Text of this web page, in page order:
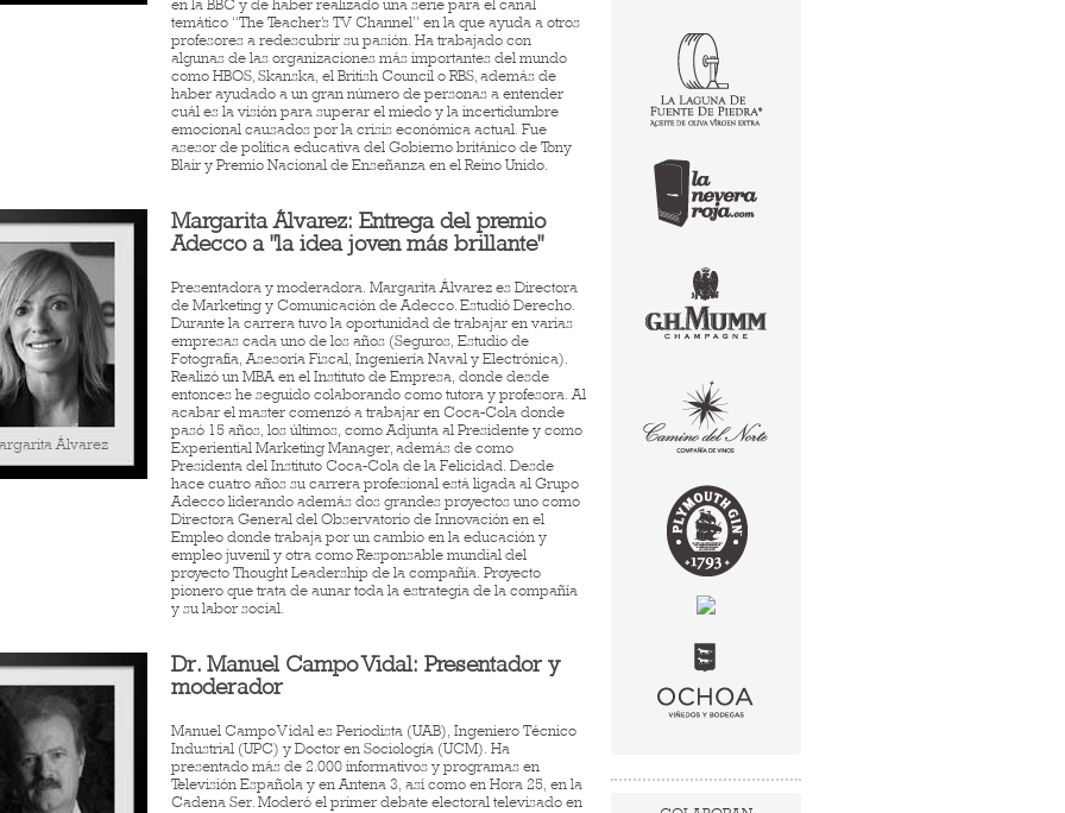
en la BBC y de haber realizado una serie para el canal
temático “The Teacher’s TV Channel” en la que ayuda a otros
profesores a redescubrir su pasión. Ha trabajado con
algunas de las organizaciones más importantes del mundo
como HBOS, Skanska, el British Council o RBS, además de
haber ayudado a un gran número de personas a entender
cuál es la visión para superar el miedo y la incertidumbre
emocional causados por la crisis económica actual. Fue
asesor de política educativa del Gobierno británico de Tony
Blair y Premio Nacional de Enseñanza en el Reino Unido.
Álvarez
Margarita Álvarez: Entrega del premio
Adecco a "la idea joven más brillante"
Presentadora y moderadora. Margarita Álvarez es Directora
de Marketing y Comunicación de Adecco. Estudió Derecho.
Durante la carrera tuvo la oportunidad de trabajar en varias
empresas cada uno de los años (Seguros, Estudio de
Fotografía, Asesoría Fiscal, Ingeniería Naval y Electrónica).
Realizó un MBA en el Instituto de Empresa, donde desde
entonces he seguido colaborando como tutora y profesora. Al
acabar el master comenzó a trabajar en Coca-Cola donde
pasó 15 años, los últimos, como Adjunta al Presidente y como
Experiential Marketing Manager, además de como
Presidenta del Instituto Coca-Cola de la Felicidad. Desde
hace cuatro años su carrera profesional está ligada al Grupo
Adecco liderando además dos grandes proyectos uno como
Directora General del Observatorio de Innovación en el
Empleo donde trabaja por un cambio en la educación y
empleo juvenil y otra como Responsable mundial del
proyecto Thought Leadership de la compañía. Proyecto
pionero que trata de aunar toda la estrategia de la compañía
y su labor social.
Dr. Manuel Campo Vidal: Presentador y
moderador
Manuel Campo Vidal es Periodista (UAB), Ingeniero Técnico
Industrial (UPC) y Doctor en Sociología (UCM). Ha
presentado más de 2.000 informativos y programas en
Televisión Española y en Antena 3, así como en Hora 25, en la
Cadena Ser. Moderó el primer debate electoral televisado en